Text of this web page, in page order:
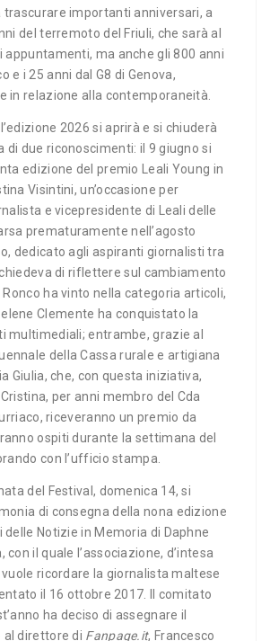
trascurare importanti anniversari, a
del terremoto del Friuli, che sarà al
appuntamenti, ma anche gli 800 anni
e i 25 anni dal G8 di Genova,
in relazione alla contemporaneità.
l’edizione 2026 si aprirà e si chiuderà
di due riconoscimenti: il 9 giugno si
edizione del premio Leali Young in
Visintini, un’occasione per
e vicepresidente di Leali delle
prematuramente nell’agosto
dedicato agli aspiranti giornalisti tra
di riflettere sul cambiamento
ha vinto nella categoria articoli,
Clemente ha conquistato la
multimediali; entrambe, grazie al
della Cassa rurale e artigiana
Giulia, che, con questa iniziativa,
per anni membro del Cda
riceveranno un premio da
ospiti durante la settimana del
con l’ufficio stampa.
del Festival, domenica 14, si
di consegna della nona edizione
delle Notizie in Memoria di Daphne
con il quale l’associazione, d’intesa
ricordare la giornalista maltese
il 16 ottobre 2017. Il comitato
ha deciso di assegnare il
direttore di Fanpage.it, Francesco